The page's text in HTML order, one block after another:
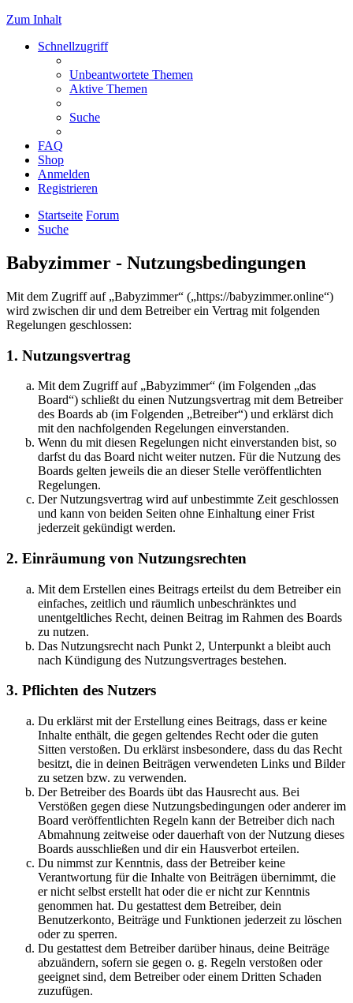
Zum Inhalt
Schnellzugriff
Unbeantwortete Themen
Aktive Themen
Suche
FAQ
Shop
Anmelden
Registrieren
Startseite Forum
Suche
Babyzimmer - Nutzungsbedingungen
Mit dem Zugriff auf „Babyzimmer“ („https://babyzimmer.online“)
wird zwischen dir und dem Betreiber ein Vertrag mit folgenden
Regelungen geschlossen:
1. Nutzungsvertrag
Mit dem Zugriff auf „Babyzimmer“ (im Folgenden „das
Board“) schließt du einen Nutzungsvertrag mit dem Betreiber
des Boards ab (im Folgenden „Betreiber“) und erklärst dich
mit den nachfolgenden Regelungen einverstanden.
Wenn du mit diesen Regelungen nicht einverstanden bist, so
darfst du das Board nicht weiter nutzen. Für die Nutzung des
Boards gelten jeweils die an dieser Stelle veröffentlichten
Regelungen.
Der Nutzungsvertrag wird auf unbestimmte Zeit geschlossen
und kann von beiden Seiten ohne Einhaltung einer Frist
jederzeit gekündigt werden.
2. Einräumung von Nutzungsrechten
Mit dem Erstellen eines Beitrags erteilst du dem Betreiber ein
einfaches, zeitlich und räumlich unbeschränktes und
unentgeltliches Recht, deinen Beitrag im Rahmen des Boards
zu nutzen.
Das Nutzungsrecht nach Punkt 2, Unterpunkt a bleibt auch
nach Kündigung des Nutzungsvertrages bestehen.
3. Pflichten des Nutzers
Du erklärst mit der Erstellung eines Beitrags, dass er keine
Inhalte enthält, die gegen geltendes Recht oder die guten
Sitten verstoßen. Du erklärst insbesondere, dass du das Recht
besitzt, die in deinen Beiträgen verwendeten Links und Bilder
zu setzen bzw. zu verwenden.
Der Betreiber des Boards übt das Hausrecht aus. Bei
Verstößen gegen diese Nutzungsbedingungen oder anderer im
Board veröffentlichten Regeln kann der Betreiber dich nach
Abmahnung zeitweise oder dauerhaft von der Nutzung dieses
Boards ausschließen und dir ein Hausverbot erteilen.
Du nimmst zur Kenntnis, dass der Betreiber keine
Verantwortung für die Inhalte von Beiträgen übernimmt, die
er nicht selbst erstellt hat oder die er nicht zur Kenntnis
genommen hat. Du gestattest dem Betreiber, dein
Benutzerkonto, Beiträge und Funktionen jederzeit zu löschen
oder zu sperren.
Du gestattest dem Betreiber darüber hinaus, deine Beiträge
abzuändern, sofern sie gegen o. g. Regeln verstoßen oder
geeignet sind, dem Betreiber oder einem Dritten Schaden
zuzufügen.